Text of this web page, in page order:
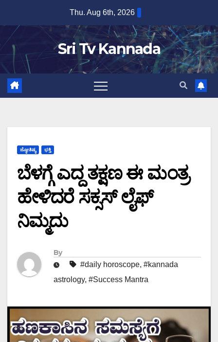
content
Thu. Aug 6th, 2026
Sri Tv Kannada
ಜ್ಯೋತಿಷ್ಯ ಭಕ್ತಿ
ಬೆಳಗ್ಗೆ ಎದ್ದ ತಕ್ಷಣ ಈ ಮಂತ್ರ
ಹೇಳಿದರೆ ಸಕ್ಸಸ್ ಲೈಫ್
ನಿಮ್ಮದು
By
#daily horoscope, #kannada
astrology, #Success Mantra